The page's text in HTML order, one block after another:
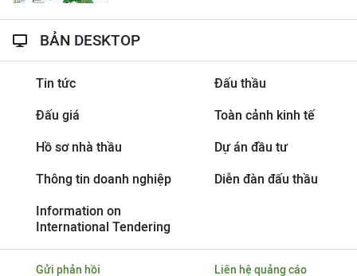
BẢN DESKTOP
Tin tức Đấu thầu
Đấu giá Toàn cảnh kinh tế
Hồ sơ nhà thầu Dự án đầu tư
Thông tin doanh nghiệp Diễn đàn đấu thầu
Information on
International Tendering
Gửi phản hồi Liên hệ quảng cáo